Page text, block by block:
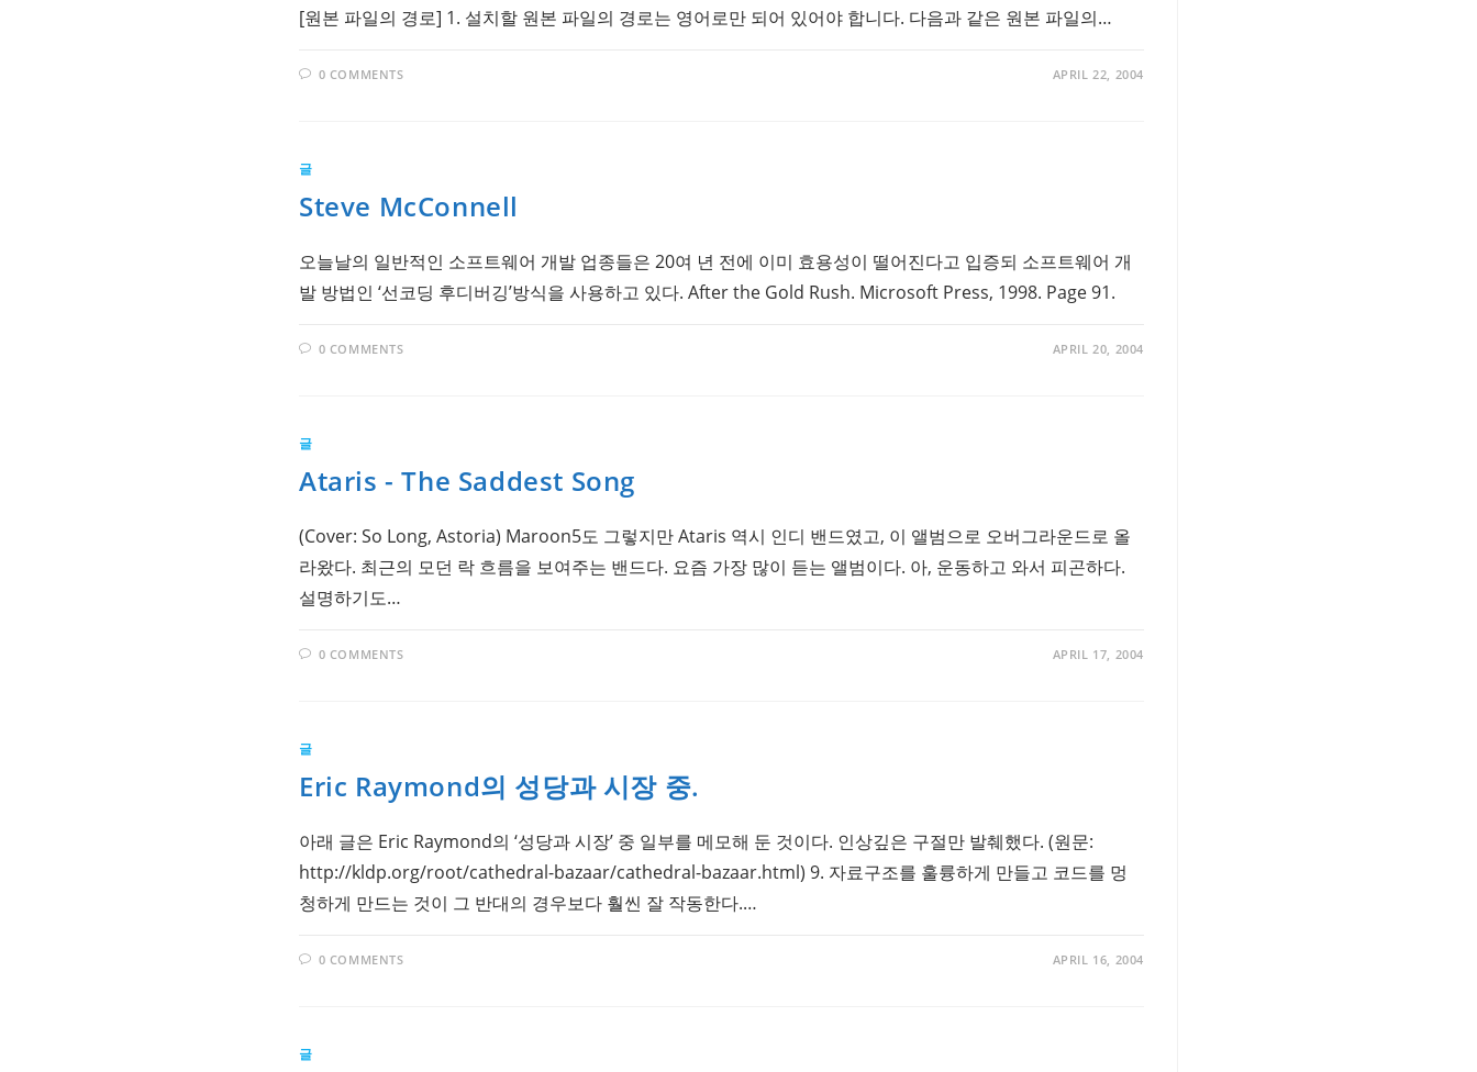
[원본 파일의 경로] 1. 설치할 원본 파일의 경로는 영어로만 되어 있어야 합니다. 다음과 같은 원본 파일의…
0 COMMENTS APRIL 22, 2004
글
Steve McConnell
오늘날의 일반적인 소프트웨어 개발 업종들은 20여 년 전에 이미 효용성이 떨어진다고 입증되 소프트웨어 개
발 방법인 ‘선코딩 후디버깅’방식을 사용하고 있다. After the Gold Rush. Microsoft Press, 1998. Page 91.
0 COMMENTS APRIL 20, 2004
글
Ataris - The Saddest Song
(Cover: So Long, Astoria) Maroon5도 그렇지만 Ataris 역시 인디 밴드였고, 이 앨범으로 오버그라운드로 올
라왔다. 최근의 모던 락 흐름을 보여주는 밴드다. 요즘 가장 많이 듣는 앨범이다. 아, 운동하고 와서 피곤하다.
설명하기도…
0 COMMENTS APRIL 17, 2004
글
Eric Raymond의 성당과 시장 중.
아래 글은 Eric Raymond의 ‘성당과 시장’ 중 일부를 메모해 둔 것이다. 인상깊은 구절만 발췌했다. (원문:
http://kldp.org/root/cathedral-bazaar/cathedral-bazaar.html) 9. 자료구조를 훌륭하게 만들고 코드를 멍
청하게 만드는 것이 그 반대의 경우보다 훨씬 잘 작동한다.…
0 COMMENTS APRIL 16, 2004
글